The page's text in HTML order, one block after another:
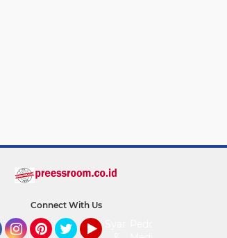
Connect With Us